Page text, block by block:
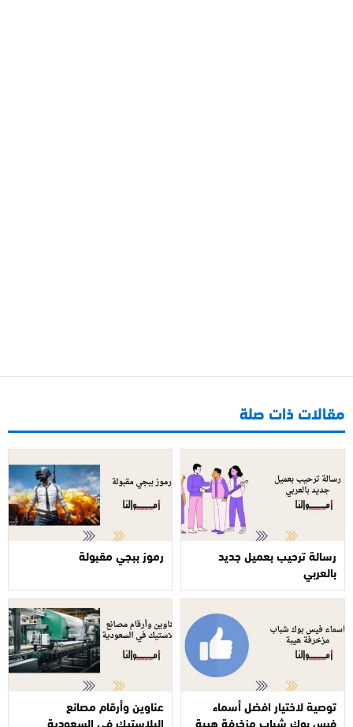
مقالات ذات صلة
رسالة ترحيب بعميل جديد
بالعربي
رموز ببجي مقبولة
توصية لاختيار افضل أسماء
فيس بوك شباب مزخرفة هيبة
عناوين وأرقام مصانع
البلاستيك في السعودية